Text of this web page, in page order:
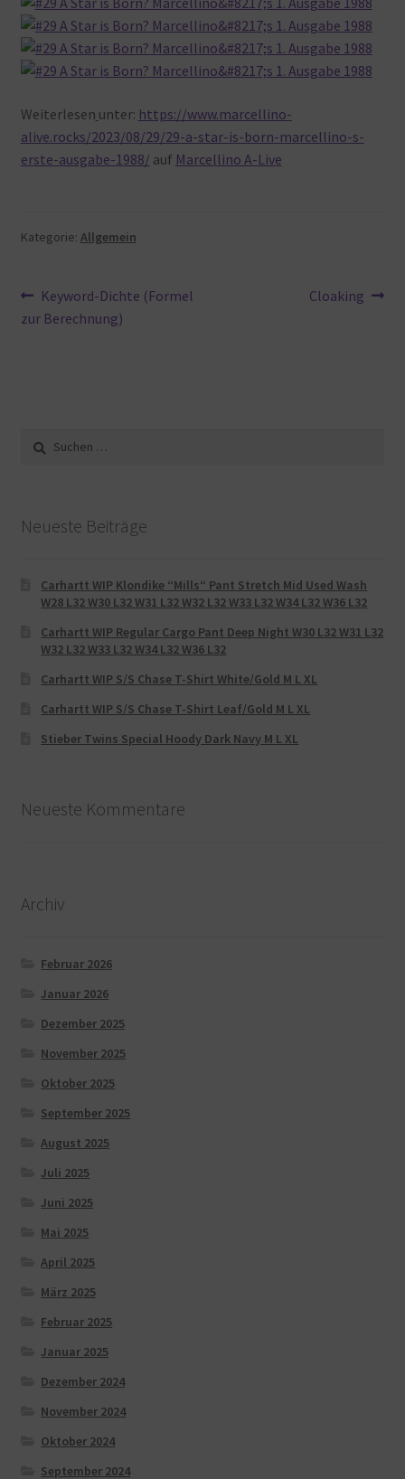
Weiterlesen unter: https://www.marcellino-
alive.rocks/2023/08/29/29-a-star-is-born-marcellino-s-
erste-ausgabe-1988/ auf Marcellino A-Live
Kategorie: Allgemein
Beitragsnavigation
Vorheriger
Beitrag:
Keyword-Dichte (Formel
zur Berechnung)
Nächster
Cloaking
Suche
nach:
Neueste Beiträge
Carhartt WIP Klondike “Mills“ Pant Stretch Mid Used Wash
W28 L32 W30 L32 W31 L32 W32 L32 W33 L32 W34 L32 W36 L32
Carhartt WIP Regular Cargo Pant Deep Night W30 L32 W31 L32
W32 L32 W33 L32 W34 L32 W36 L32
Carhartt WIP S/S Chase T-Shirt White/Gold M L XL
Carhartt WIP S/S Chase T-Shirt Leaf/Gold M L XL
Stieber Twins Special Hoody Dark Navy M L XL
Neueste Kommentare
Archiv
Februar 2026
Januar 2026
Dezember 2025
November 2025
Oktober 2025
September 2025
August 2025
Juli 2025
Juni 2025
Mai 2025
April 2025
März 2025
Februar 2025
Januar 2025
Dezember 2024
November 2024
Oktober 2024
September 2024